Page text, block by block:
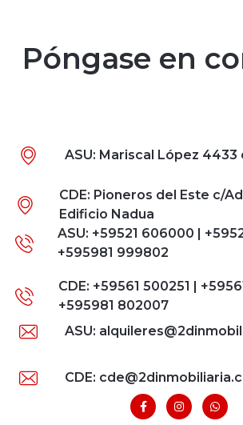
Póngase en
ASU: Mariscal López 4433
CDE: Pioneros del Este c/
Edificio Nadua
ASU: +59521 606000 |
+595981 999802
CDE: +59561 500251 |
+595981 802007
ASU:
CDE: